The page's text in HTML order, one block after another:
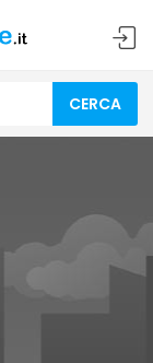
CERCA